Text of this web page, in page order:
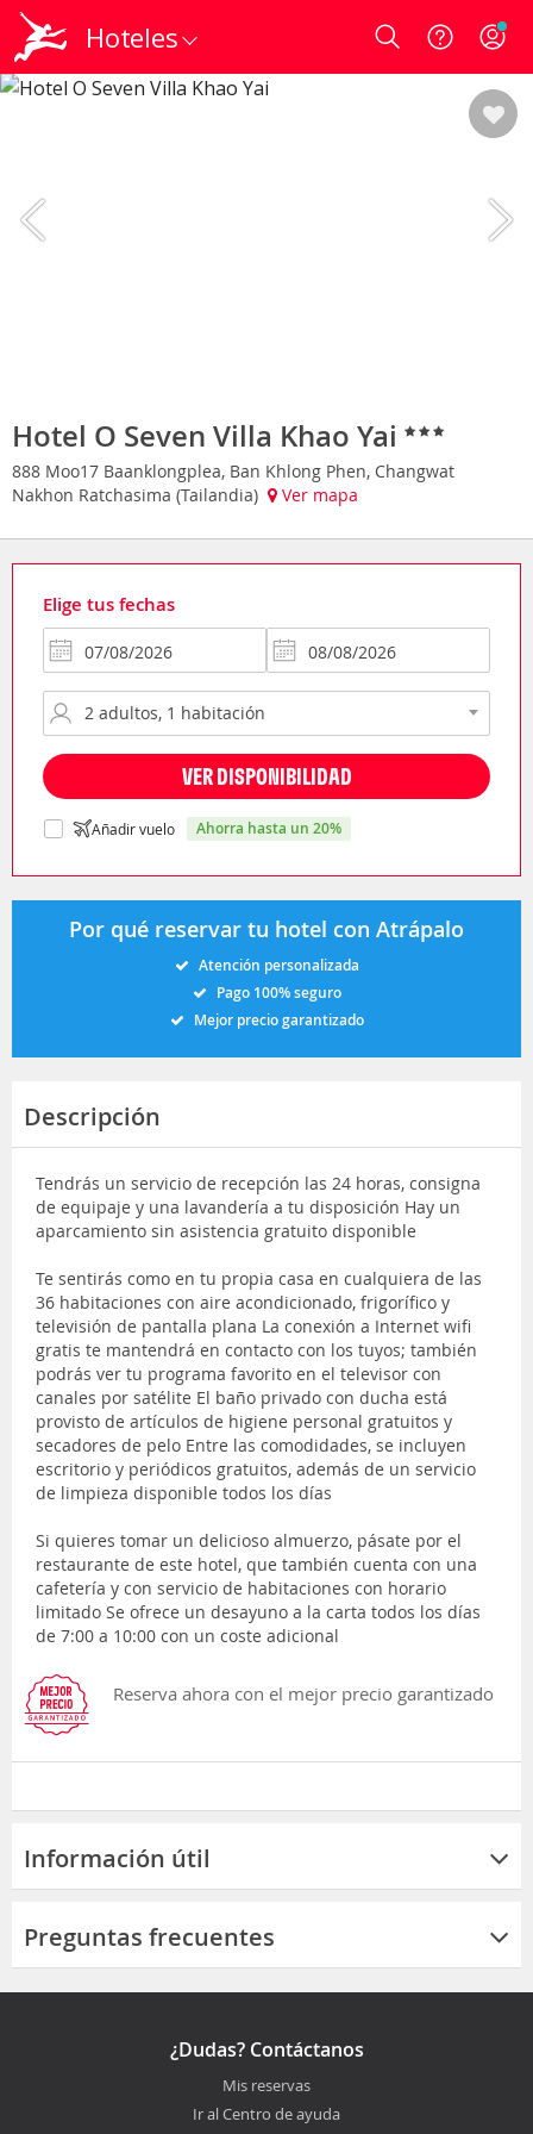
Hoteles Login
Hotel O Seven Villa Khao Yai
888 Moo17 Baanklongplea, Ban Khlong Phen, Changwat
Nakhon Ratchasima (Tailandia)
Ver mapa
Elige tus fechas
VER DISPONIBILIDAD
Añadir vuelo ahorra hasta un 20%
Por qué reservar tu hotel con Atrápalo
Atención personalizada
Pago 100% seguro
Mejor precio garantizado
Descripción
Tendrás un servicio de recepción las 24 horas, consigna
de equipaje y una lavandería a tu disposición Hay un
aparcamiento sin asistencia gratuito disponible
Te sentirás como en tu propia casa en cualquiera de las
36 habitaciones con aire acondicionado, frigorífico y
televisión de pantalla plana La conexión a Internet wifi
gratis te mantendrá en contacto con los tuyos; también
podrás ver tu programa favorito en el televisor con
canales por satélite El baño privado con ducha está
provisto de artículos de higiene personal gratuitos y
secadores de pelo Entre las comodidades, se incluyen
escritorio y periódicos gratuitos, además de un servicio
de limpieza disponible todos los días
Si quieres tomar un delicioso almuerzo, pásate por el
restaurante de este hotel, que también cuenta con una
cafetería y con servicio de habitaciones con horario
limitado Se ofrece un desayuno a la carta todos los días
de 7:00 a 10:00 con un coste adicional
Reserva ahora con el mejor precio garantizado
Información útil
Preguntas frecuentes
¿Dudas? Contáctanos
Mis reservas
Ir al Centro de ayuda